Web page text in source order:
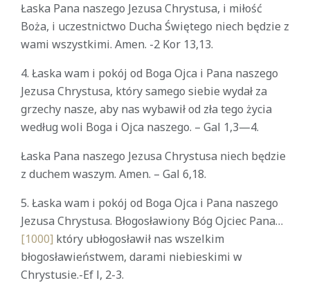
Łaska Pana naszego Jezusa Chrystusa, i miłość
Boża, i uczestnictwo Ducha Świętego niech będzie z
wami wszystkimi. Amen. -2 Kor 13,13.
4. Łaska wam i pokój od Boga Ojca i Pana naszego
Jezusa Chrystusa, który samego siebie wydał za
grzechy nasze, aby nas wybawił od zła tego życia
według woli Boga i Ojca naszego. – Gal 1,3—4.
Łaska Pana naszego Jezusa Chrystusa niech będzie
z duchem waszym. Amen. – Gal 6,18.
5. Łaska wam i pokój od Boga Ojca i Pana naszego
Jezusa Chrystusa. Błogosławiony Bóg Ojciec Pana…
[1000] który ubłogosławił nas wszelkim
błogosławieństwem, darami niebieskimi w
Chrystusie.-Ef l, 2-3.